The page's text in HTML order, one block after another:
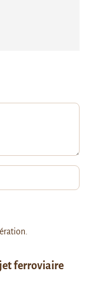
ferroviaire